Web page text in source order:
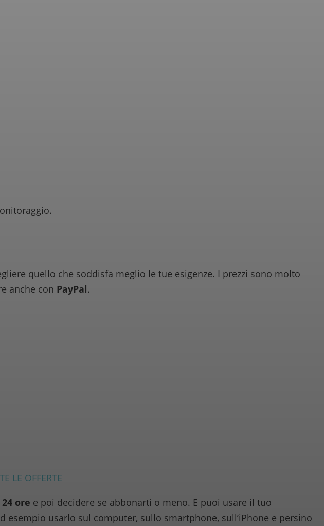
quello che soddisfa meglio le tue esigenze. I prezzi sono molto
anche con PayPal.
LE OFFERTE
ore e poi decidere se abbonarti o meno. E puoi usare il tuo
usarlo sul computer, sullo smartphone, sull’iPhone e persino